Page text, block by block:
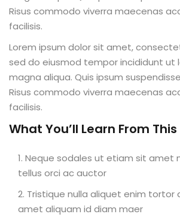
de Avaliação
de Egressos
Risus commodo viverra maecenas
facilisis.
Lorem ipsum dolor sit amet,
sed do eiusmod tempor incididunt ut
magna aliqua. Quis ipsum
Risus commodo viverra maecenas
facilisis.
What You’ll Learn From
Neque sodales ut etiam sit amet
tellus orci ac auctor
Tristique nulla aliquet enim tortor
amet aliquam id diam maer